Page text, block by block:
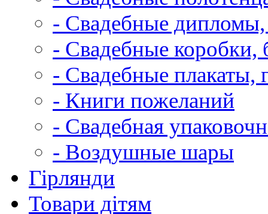
- Свадебные
- Свадебные коробки,
- Свадебные плакаты,
- Книги пожеланий
- Свадебная
- Воздушные шары
Гірлянди
Товари дітям